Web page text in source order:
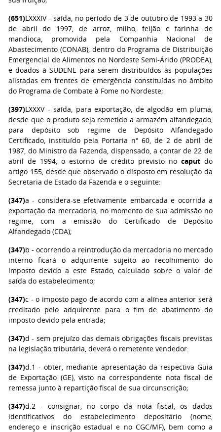
(651)LXXXIV - saída, no período de 3 de outubro de 1993 a 30
de abril de 1997, de arroz, milho, feijão e farinha de
mandioca, promovida pela Companhia Nacional de
Abastecimento (CONAB), dentro do Programa de Distribuição
Emergencial de Alimentos no Nordeste Semi-Árido (PRODEA),
e doados à SUDENE para serem distribuídos às populações
alistadas em frentes de emergência constituídas no âmbito
do Programa de Combate à Fome no Nordeste;
(397)LXXXV - saída, para exportação, de algodão em pluma,
desde que o produto seja remetido a armazém alfandegado,
para depósito sob regime de Depósito Alfandegado
Certificado, instituído pela Portaria n° 60, de 2 de abril de
1987, do Ministro da Fazenda, dispensado, a contar de 22 de
abril de 1994, o estorno de crédito previsto no caputdo
artigo 155, desde que observado o disposto em resolução da
Secretaria de Estado da Fazenda e o seguinte:
(347)a - considera-se efetivamente embarcada e ocorrida a
exportação da mercadoria, no momento de sua admissão no
regime, com a emissão do Certificado de Depósito
Alfandegado (CDA);
(347)b - ocorrendo a reintrodução da mercadoria no mercado
interno ficará o adquirente sujeito ao recolhimento do
imposto devido a este Estado, calculado sobre o valor de
saída do estabelecimento;
(347)c - o imposto pago de acordo com a alínea anterior será
creditado pelo adquirente para o fim de abatimento do
imposto devido pela entrada;
(347)d - sem prejuízo das demais obrigações fiscais previstas
na legislação tributária, deverá o remetente vendedor:
(347)d.1 - obter, mediante apresentação da respectiva Guia
de Exportação (GE), visto na correspondente nota fiscal de
remessa junto à repartição fiscal de sua circunscrição;
(347)d.2 - consignar, no corpo da nota fiscal, os dados
identificativos do estabelecimento depositário (nome,
endereço e inscrição estadual e no CGC/MF), bem como a